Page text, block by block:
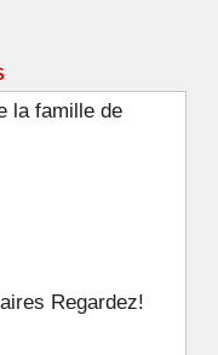
la famille de
Regardez!